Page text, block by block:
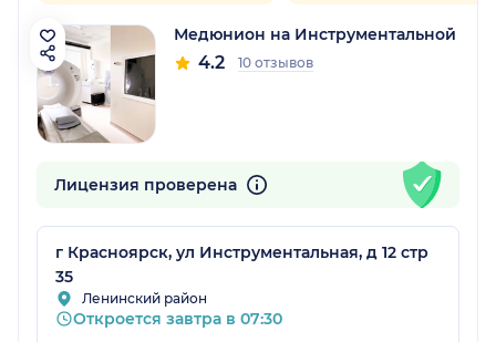
Медюнион на Инструментальной
4.2 10 отзывов
Лицензия проверена
г Красноярск, ул Инструментальная, д 12 стр
35
Ленинский район
Откроется завтра в 07:30